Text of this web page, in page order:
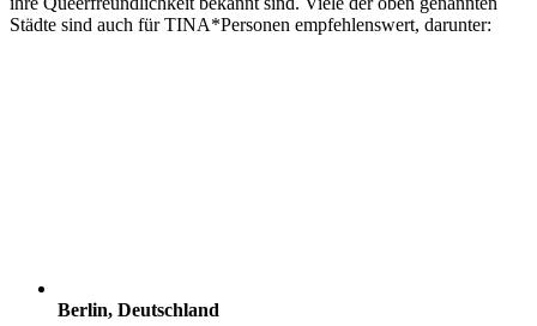
Städte sind auch für TINA*Personen empfehlenswert, darunter:
Berlin, Deutschland